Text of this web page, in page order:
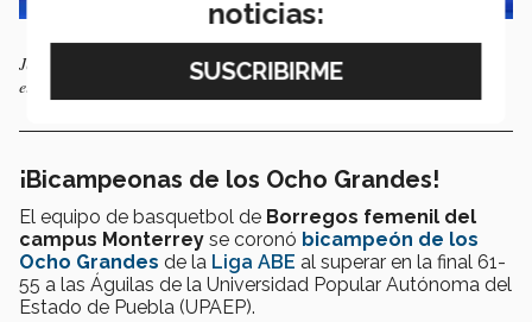
Jorge Trueba, Maximiliano Pérez, Guillermo Cepeda y Andrés González
establecieron el récord mexicano
¡Bicampeonas de los Ocho Grandes!
El equipo de basquetbol de Borregos femenil del
campus Monterrey se coronó bicampeón de los
Ocho Grandes de la Liga ABE al superar en la final 61-
55 a las Águilas de la Universidad Popular Autónoma del
Estado de Puebla (UPAEP).
noticias: